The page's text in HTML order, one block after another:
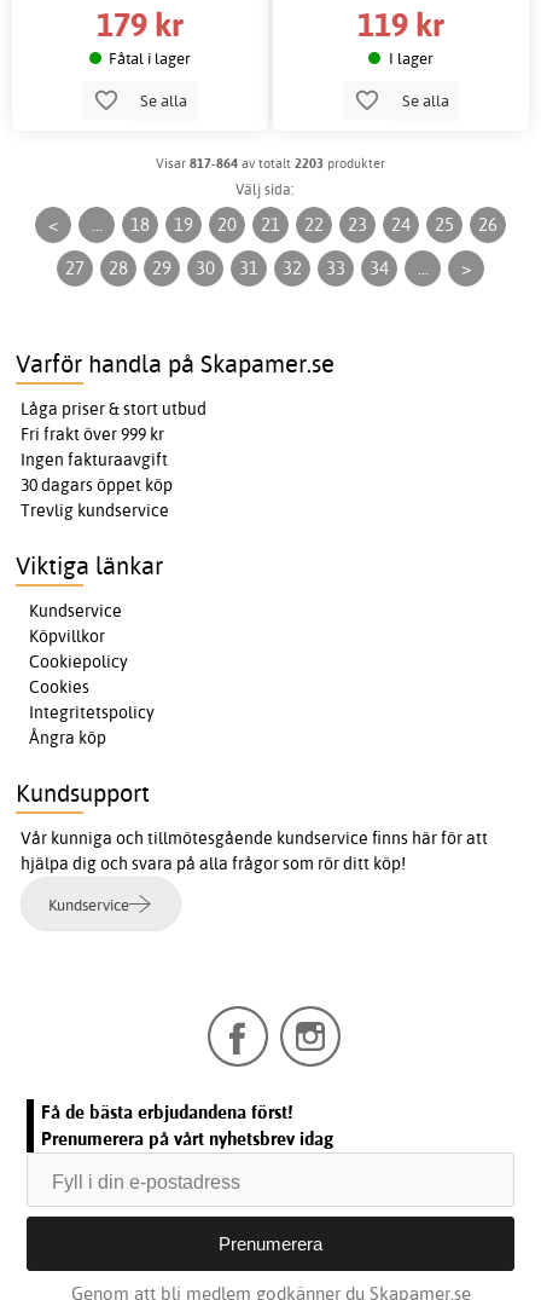
179 kr
Fåtal i lager
Se alla
119 kr
I lager
Se alla
Visar 817-864 av totalt 2203 produkter
Välj sida:
< ... 18 19 20 21 22 23 24 25
26
27
28 29 30 31 32 33 34 ... >
Varför handla på Skapamer.se
Låga priser & stort utbud
Fri frakt över 999 kr
Ingen fakturaavgift
30 dagars öppet köp
Trevlig kundservice
Viktiga länkar
Kundservice
Köpvillkor
Cookiepolicy
Cookies
Integritetspolicy
Ångra köp
Kundsupport
Vår kunniga och tillmötesgående kundservice finns här för att
hjälpa dig och svara på alla frågor som rör ditt köp!
Kundservice
Få de bästa erbjudandena först!
Prenumerera på vårt nyhetsbrev idag
Genom att bli medlem godkänner du Skapamer.se